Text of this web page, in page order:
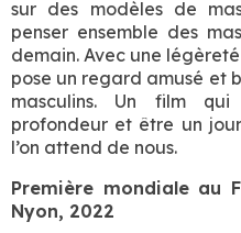
sur des modèles de
penser ensemble des
demain. Avec une
pose un regard amusé et
masculins. Un film
profondeur et être un
l’on attend de nous.
Première mondiale au
Nyon, 2022